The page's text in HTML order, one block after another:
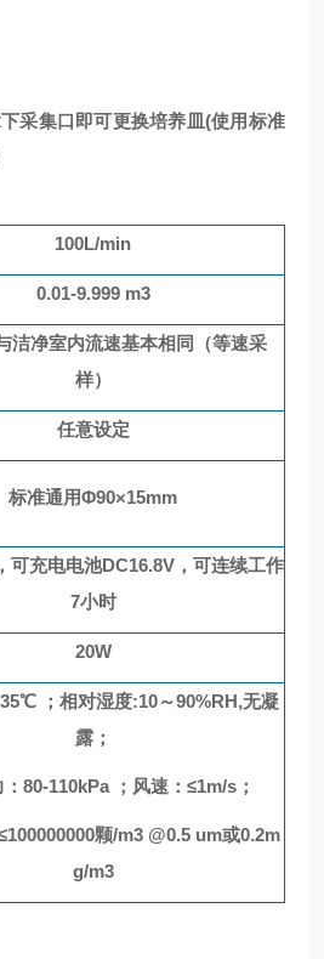
采集口即可更换培养皿(使用标准
100L/min
0.01-9.999 m3
洁净室内流速基本相同（等速采
样）
任意设定
标准通用Φ90×15mm
可充电电池DC16.8V，可连续工作
7小时
20W
35℃ ；相对湿度:10～90%RH,无凝
露；
80-110kPa ； 风速： ≤1m/s；
颗/m3 @0.5 um或0.2m
g/m3